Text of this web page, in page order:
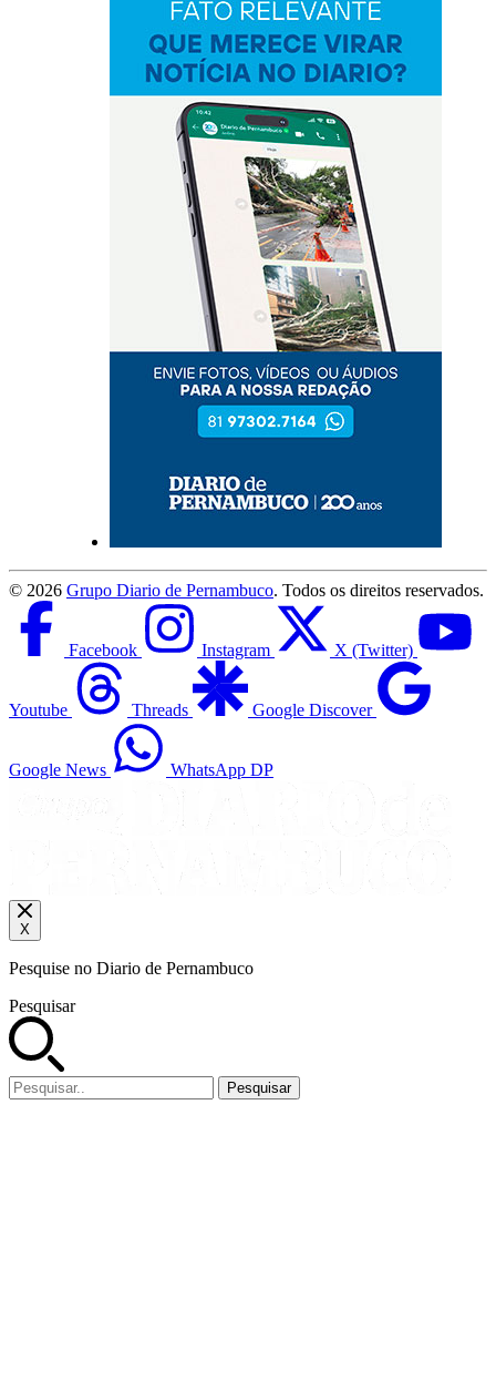
© 2026 Grupo Diario de Pernambuco. Todos os direitos reservados.
Facebook Instagram X (Twitter)
Youtube Threads Google Discover
Google News WhatsApp DP
X
Pesquise no Diario de Pernambuco
Pesquisar
Pesquisar